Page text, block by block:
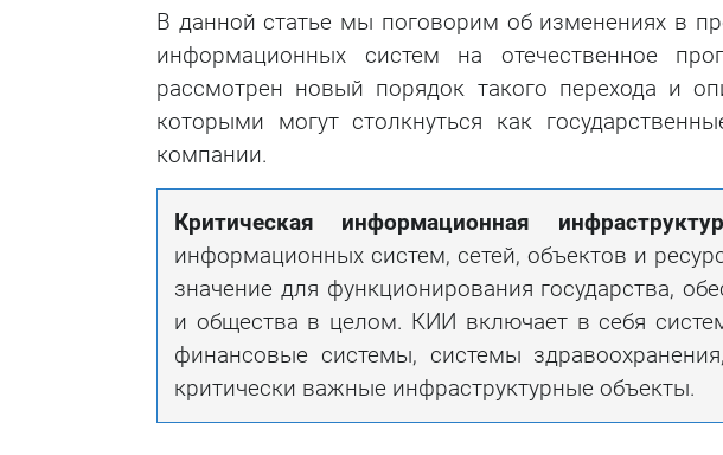
Тестирование на
проникновение
В данной статье мы поговорим об изменениях в
информационных систем на отечественное
рассмотрен новый порядок такого перехода и
которыми могут столкнуться как
компании.
Критическая информационная
информационных систем, сетей, объектов и
значение для функционирования государства,
и общества в целом. КИИ включает в себя
финансовые системы, системы
критически важные инфраструктурные объекты.